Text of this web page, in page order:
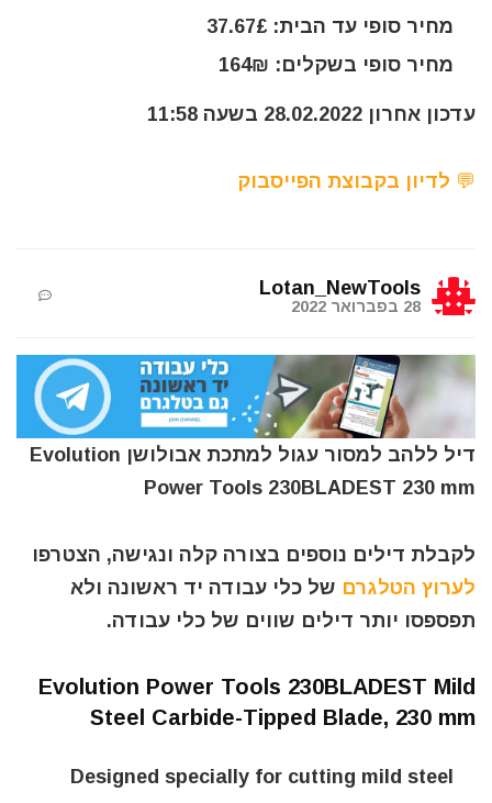
מחיר סופי עד הבית: 37.67£
מחיר סופי בשקלים: 164₪
עדכון אחרון 28.02.2022 בשעה 11:58
💬 לדיון בקבוצת הפייסבוק
Lotan_NewTools
28 בפברואר 2022
דיל ללהב למסור עגול למתכת אבולושן Evolution
Power Tools 230BLADEST 230 mm
לקבלת דילים נוספים בצורה קלה ונגישה, הצטרפו
לערוץ הטלגרם של כלי עבודה יד ראשונה ולא
תפספסו יותר דילים שווים של כלי עבודה.
Evolution Power Tools 230BLADEST Mild
Steel Carbide-Tipped Blade, 230 mm
Designed specially for cutting mild steel